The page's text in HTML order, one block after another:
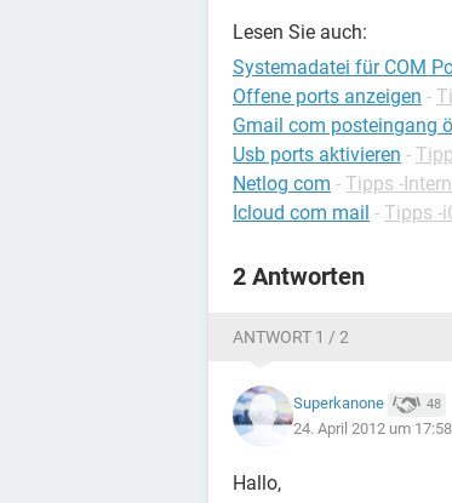
Lesen Sie auch:
Systemadatei für COM
Offene ports anzeigen -
Gmail com posteingang
Usb ports aktivieren -
Netlog com - Tipps -
Icloud com mail - Tipps -
2 Antworten
ANTWORT 1 / 2
Superkanone 48
24. April 2012 um 17:58
Hallo,